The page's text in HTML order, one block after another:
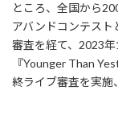
ところ、全国から
アバンドコンテス
審査を経て、2023
『Younger Than
終ライブ審査を実施